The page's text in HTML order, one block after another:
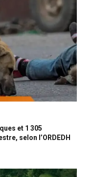
et 1 305
selon l’ORDEDH